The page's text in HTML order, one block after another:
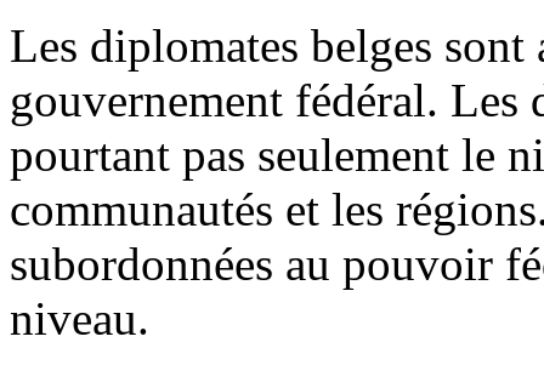
Les diplomates belges
gouvernement fédéral. Les
pourtant pas seulement le
communautés et les
subordonnées au pouvoir
niveau.